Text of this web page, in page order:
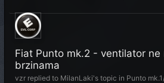
Fiat Punto mk.2 - ventilator ne
brzinama
vzr replied to MilanLaki's topic in Punto